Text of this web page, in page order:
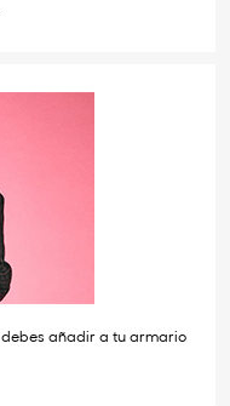
añadir a tu armario